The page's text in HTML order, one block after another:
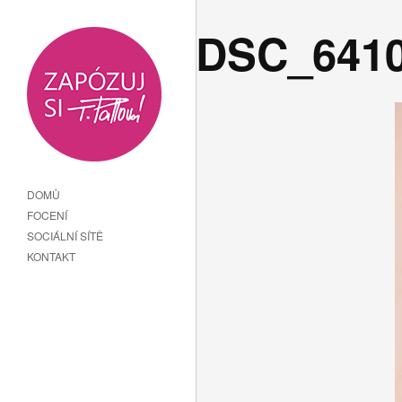
DOMŮ
FOCENÍ
SOCIÁLNÍ SÍTĚ
KONTAKT